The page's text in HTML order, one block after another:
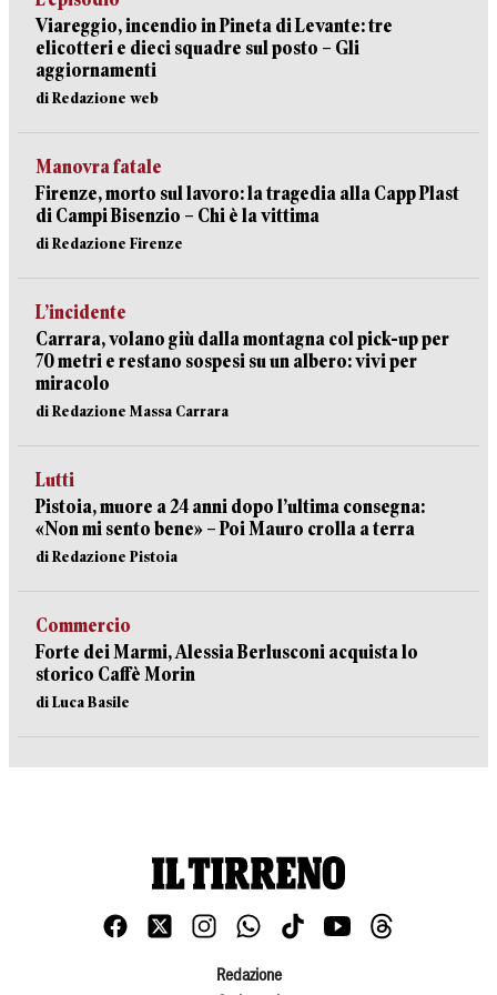
Viareggio, incendio in Pineta di Levante: tre
elicotteri e dieci squadre sul posto – Gli
aggiornamenti
di Redazione web
Manovra fatale
Firenze, morto sul lavoro: la tragedia alla Capp Plast
di Campi Bisenzio – Chi è la vittima
di Redazione Firenze
L’incidente
Carrara, volano giù dalla montagna col pick-up per
70 metri e restano sospesi su un albero: vivi per
miracolo
di Redazione Massa Carrara
Lutti
Pistoia, muore a 24 anni dopo l’ultima consegna:
«Non mi sento bene» – Poi Mauro crolla a terra
di Redazione Pistoia
Commercio
Forte dei Marmi, Alessia Berlusconi acquista lo
storico Caffè Morin
di Luca Basile
Redazione